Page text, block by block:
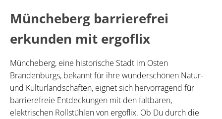
Müncheberg barrierefrei
erkunden mit ergoflix
Müncheberg, eine historische Stadt im Osten
Brandenburgs, bekannt für ihre wunderschönen Natur-
und Kulturlandschaften, eignet sich hervorragend für
barrierefreie Entdeckungen mit den faltbaren,
elektrischen Rollstühlen von ergoflix. Ob Du durch die